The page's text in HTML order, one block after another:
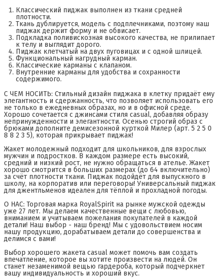
Классический пиджак выполнен из ткани средней
плотности.
Ткань дублируется, модель с подплечниками, поэтому наш
пиджак держит форму и не обвисает.
Подкладка поливискозная высокого качества, не прилипает
к телу и выглядит дорого.
Пиджак клетчатый на двух пуговицах и с одной шлицей.
Функциональный нагрудный карман.
Классические карманы с клапаном.
Внутренние карманы для удобства и сохранности
содержимого.
С ЧЕМ НОСИТЬ: Стильный дизайн пиджака в клетку придаёт ему
элегантность и сдержанность, что позволяет использовать его
не только в ежедневных образах, но и в офисной среде.
Хорошо сочетается с джинсами стиля casual, добавляя образу
непринужденности и элегантности. Осенью строгий образ с
брюками дополните демисезонной курткой Милер (арт. 5 2 5 0
8 8 2 3 5), которая прикрывает пиджак!
Жакет молодежный подходит для школьников, для взрослых
мужчин и подростков. В каждом размере есть высокий,
средний и низкий рост, не нужно обращаться в ателье. Жакет
хорошо смотрится в больших размерах (до 64 включительно)
за счёт плотности ткани. Пиджак подойдёт для выпускного в
школу, на корпоратив или переговоры! Универсальный пиджак
для джентльменов идеален для тёплой и прохладной погоды.
О НАС: Торговая марка RoyalSpirit на рынке мужской одежды
уже 27 лет. Мы делаем качественные вещи с любовью,
вниманием и учитываем пожелания покупателей в каждой
детали! Наш выбор - наш бренд! Мы с удовольствием носим
нашу продукцию, дорабатываем детали до совершенства и
делимся с вами!
Выбор хорошего жакета casual может помочь вам создать
впечатление, которое вы хотите произвести на людей. Он
станет незаменимой вещью гардероба, который подчеркнет
вашу индивидуальность и хороший вкус.